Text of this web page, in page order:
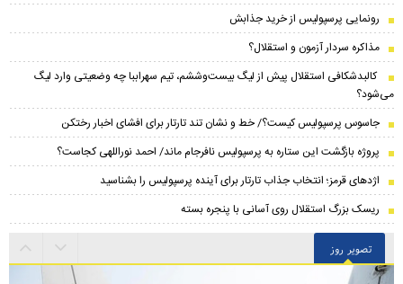
رونمایی پرسپولیس از خرید جذابش
مذاکره سردار آزمون و استقلال؟
کالبدشکافی استقلال پیش از لیگ بیست‌و‌ششم، تیم سهراببا چه وضعیتی وارد لیگ
می‌شود؟
جاسوس پرسپولیس کیست؟/ خط و نشان تند تارتار برای افشای اخبار رختکن
پروژه بازگشت این ستاره به پرسپولیس نافرجام ماند/ احمد نوراللهی کجاست؟
اژدهای قرمز؛ انتخاب جذاب تارتار برای آینده پرسپولیس را بشناسید
ریسک بزرگ استقلال روی آسانی با پنجره بسته
تصویر روز